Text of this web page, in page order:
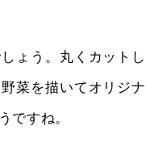
ょう。丸くカットし
菜を描いてオリジナ
ですね。